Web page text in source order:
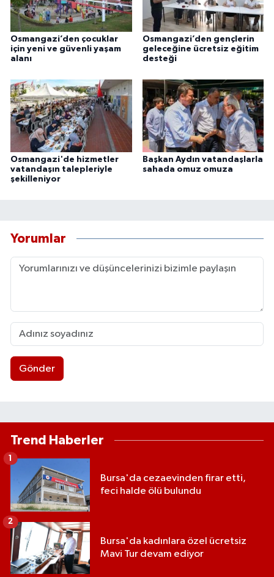
Osmangazi’den çocuklar
için yeni ve güvenli yaşam
alanı
Osmangazi’den gençlerin
geleceğine ücretsiz eğitim
desteği
Osmangazi'de hizmetler
vatandaşın talepleriyle
şekilleniyor
Başkan Aydın vatandaşlarla
sahada omuz omuza
Yorumlar
Gönder
Trend Haberler
Bursa'da cezaevinden firar etti,
feci halde ölü bulundu
1
Bursa'da kadınlara özel ücretsiz
Mavi Tur devam ediyor
2